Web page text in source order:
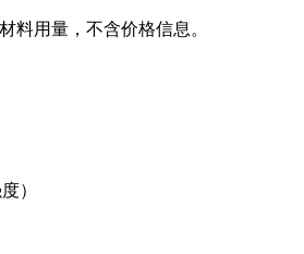
料用量，不含价格信息。
）